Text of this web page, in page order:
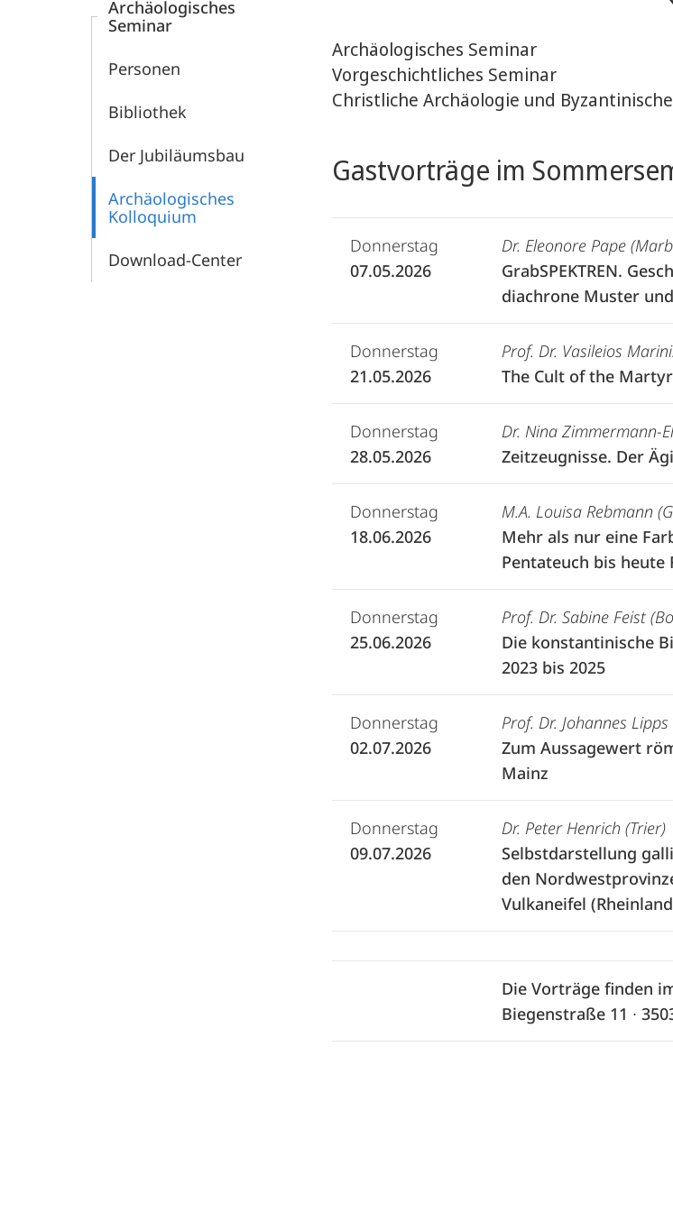
Archäologisches
Seminar
Personen
Bibliothek
Der Jubiläumsbau
Archäologisches
Kolloquium
Download-Center
Archäologisches Seminar
Vorgeschichtliches Seminar
Christliche Archäologie und
Gastvorträge im
Donnerstag
07.05.2026
Dr. Eleonore Pape
GrabSPEKTREN.
diachrone Muster
Donnerstag
21.05.2026
Prof. Dr. Vasileios
The Cult of the
Donnerstag
28.05.2026
Dr. Nina Zimmermann-
Zeitzeugnisse. Der
Donnerstag
18.06.2026
M.A. Louisa Rebmann
Mehr als nur eine
Pentateuch bis
Donnerstag
25.06.2026
Prof. Dr. Sabine Feist
Die konstantinische
2023 bis 2025
Donnerstag
02.07.2026
Prof. Dr. Johannes
Zum Aussagewert
Mainz
Donnerstag
09.07.2026
Dr. Peter Henrich (Trier)
Selbstdarstellung
den
Vulkaneifel
Die Vorträge finden
Biegenstraße 11 ∙